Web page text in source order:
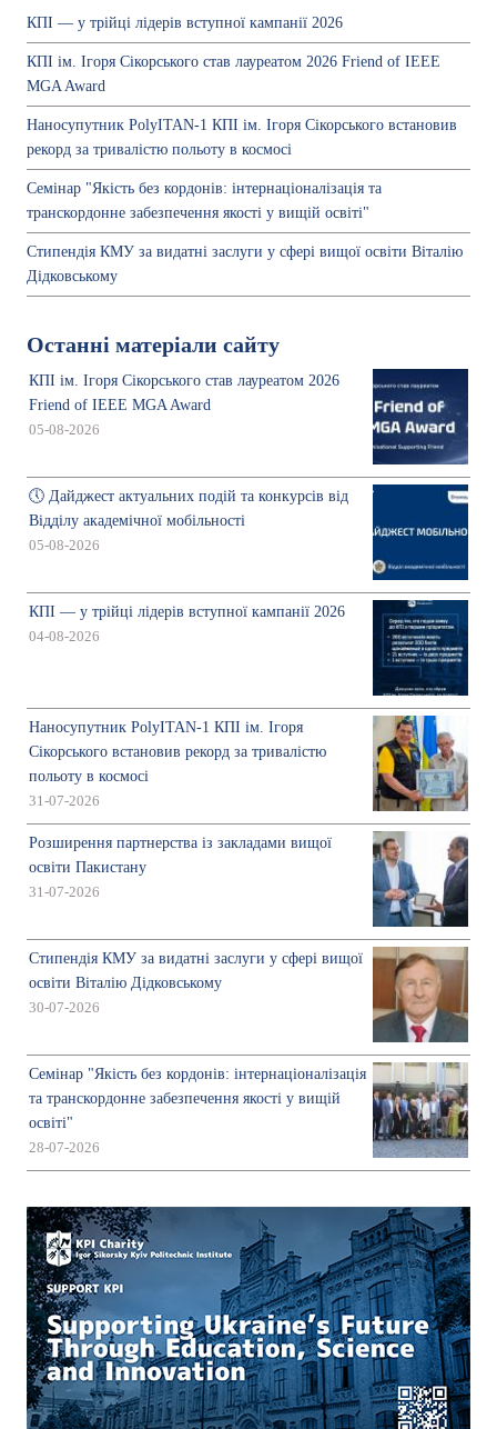
КПІ — у трійці лідерів вступної кампанії 2026
КПІ ім. Ігоря Сікорського став лауреатом 2026 Friend of IEEE
MGA Award
Наносупутник PolyITAN-1 КПІ ім. Ігоря Сікорського встановив
рекорд за тривалістю польоту в космосі
Семінар "Якість без кордонів: інтернаціоналізація та
транскордонне забезпечення якості у вищій освіті"
Стипендія КМУ за видатні заслуги у сфері вищої освіти Віталію
Дідковському
Останні матеріали сайту
КПІ ім. Ігоря Сікорського став лауреатом 2026
Friend of IEEE MGA Award
05-08-2026
🕔 Дайджест актуальних подій та конкурсів від
Відділу академічної мобільності
05-08-2026
КПІ — у трійці лідерів вступної кампанії 2026
04-08-2026
Наносупутник PolyITAN-1 КПІ ім. Ігоря
Сікорського встановив рекорд за тривалістю
польоту в космосі
31-07-2026
Розширення партнерства із закладами вищої
освіти Пакистану
31-07-2026
Стипендія КМУ за видатні заслуги у сфері вищої
освіти Віталію Дідковському
30-07-2026
Семінар "Якість без кордонів: інтернаціоналізація
та транскордонне забезпечення якості у вищій
освіті"
28-07-2026